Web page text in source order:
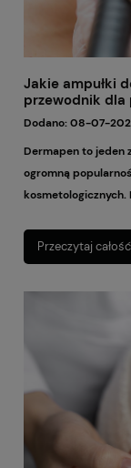
Jakie ampułki
przewodnik dla
Dodano:08-07-
Dermapen to jeden
ogromną
kosmetologicznych.
wygładzać
świeżej oraz
ampułka może
konkretny
preparat sprawdzi
a jeszcze inny
skóry. Wybór nie
podczas
Przeczytaj